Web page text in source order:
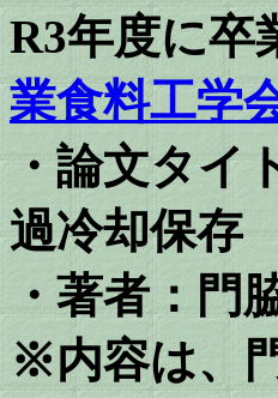
R3年度に卒
業食料工学
・論文タイ
過冷却保存
・著者： 門
※内容は、